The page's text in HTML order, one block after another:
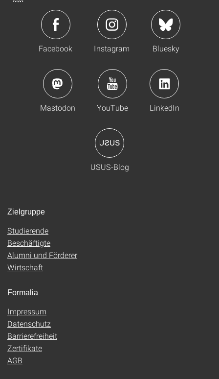
Facebook Instagram Bluesky
Mastodon YouTube LinkedIn
USUS-Blog
Zielgruppe
Studierende
Beschäftigte
Alumni und Förderer
Wirtschaft
Formalia
Impressum
Datenschutz
Barrierefreiheit
Zertifikate
AGB